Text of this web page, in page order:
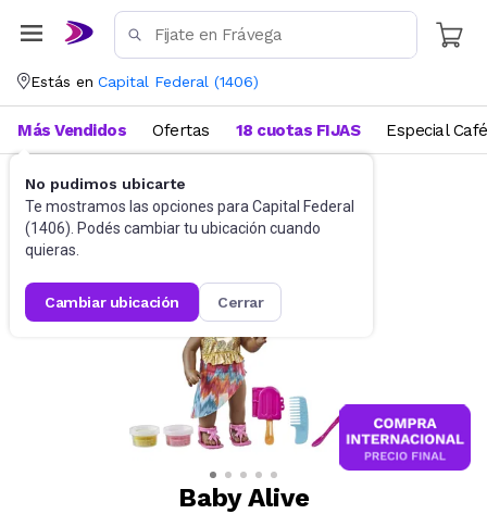
Estás en Capital Federal (1406)
No pudimos ubicarte
Te mostramos las opciones para Capital Federal
(1406). Podés cambiar tu ubicación cuando
quieras.
cambiar ubicación cerrar
Más Vendidos Ofertas 18 cuotas FIJAS Especial Café
Muñecas y Accesorios
Baby Alive